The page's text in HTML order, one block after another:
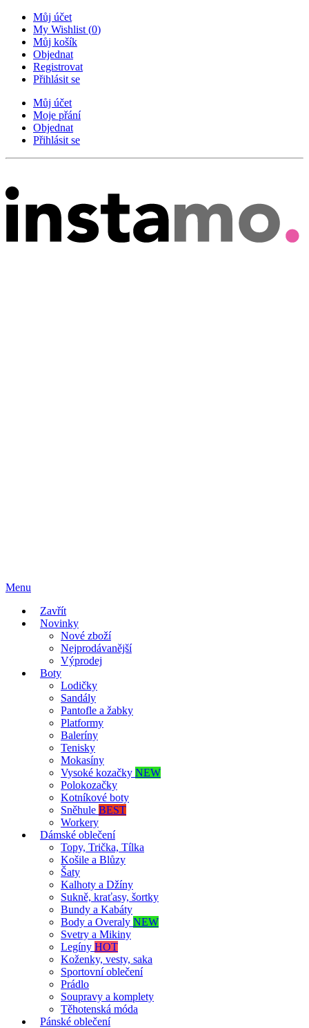
Můj účet
My Wishlist (0)
Můj košík
Objednat
Registrovat
Přihlásit se
Můj účet
Moje přání
Objednat
Přihlásit se
Menu
Zavřít
Novinky
Nové zboží
Nejprodávanější
Výprodej
Boty
Lodičky
Sandály
Pantofle a žabky
Platformy
Baleríny
Tenisky
Mokasíny
Vysoké kozačky NEW
Polokozačky
Kotníkové boty
Sněhule BEST
Workery
Dámské oblečení
Topy, Trička, Tílka
Košile a Blůzy
Šaty
Kalhoty a Džíny
Sukně, kraťasy, šortky
Bundy a Kabáty
Body a Overaly NEW
Svetry a Mikiny
Legíny HOT
Koženky, vesty, saka
Sportovní oblečení
Prádlo
Soupravy a komplety
Těhotenská móda
Pánské oblečení